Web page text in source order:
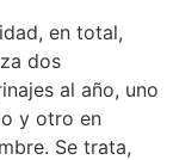
en total,
dos
al año, uno
y otro en
Se trata,